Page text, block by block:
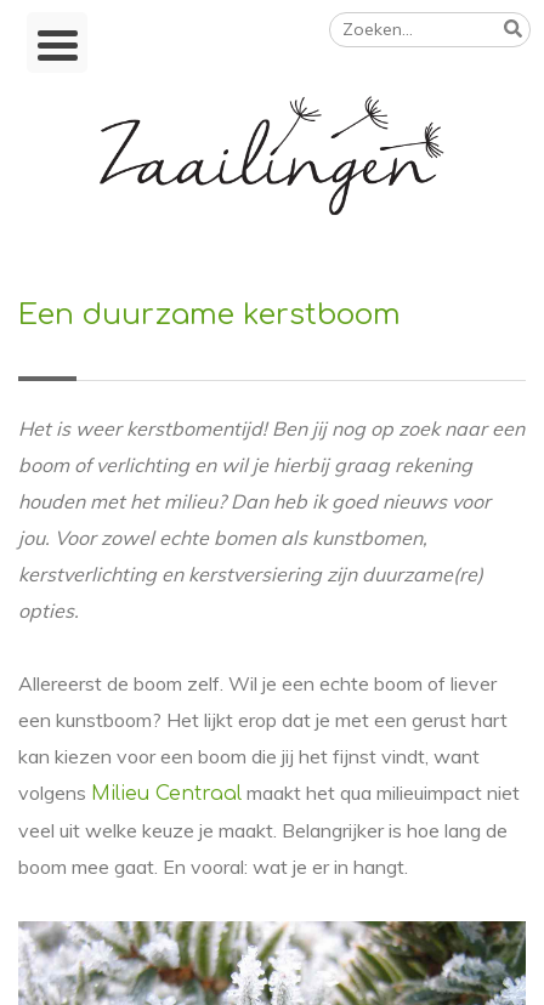
Skip
Zoeken
naar:
Een duurzame kerstboom
Het is weer kerstbomentijd! Ben jij nog op zoek naar een
boom of verlichting en wil je hierbij graag rekening
houden met het milieu? Dan heb ik goed nieuws voor
jou. Voor zowel echte bomen als kunstbomen,
kerstverlichting en kerstversiering zijn duurzame(re)
opties.
Allereerst de boom zelf. Wil je een echte boom of liever
een kunstboom? Het lijkt erop dat je met een gerust hart
kan kiezen voor een boom die jij het fijnst vindt, want
volgens Milieu Centraal maakt het qua milieuimpact niet
veel uit welke keuze je maakt. Belangrijker is hoe lang de
boom mee gaat. En vooral: wat je er in hangt.